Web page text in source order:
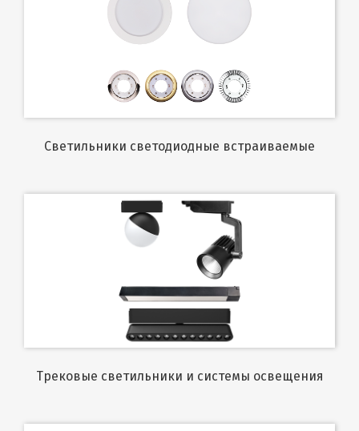
Светильники светодиодные встраиваемые
Трековые светильники и системы освещения